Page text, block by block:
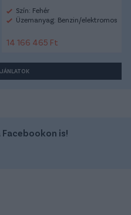
Szín: Fehér
Üzemanyag: Benzin/elektromos
14 166 465 Ft
Facebookon is!